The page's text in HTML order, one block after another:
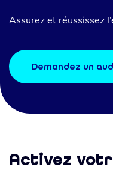
Assurez et réussissez
Demandez un
Activez